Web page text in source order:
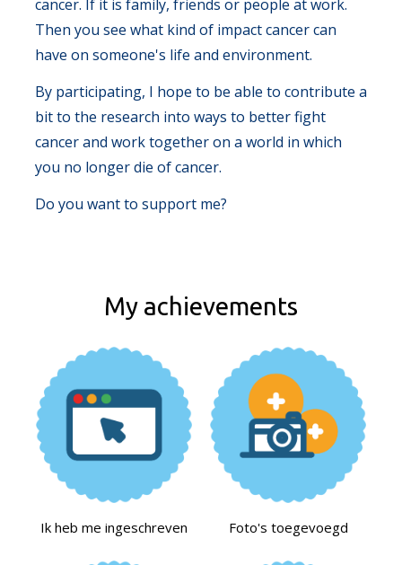
cancer. If it is family, friends or people at work.
Then you see what kind of impact cancer can
have on someone's life and environment.
By participating, I hope to be able to contribute a
bit to the research into ways to better fight
cancer and work together on a world in which
you no longer die of cancer.
Do you want to support me?
My achievements
Ik heb me ingeschreven Foto's toegevoegd